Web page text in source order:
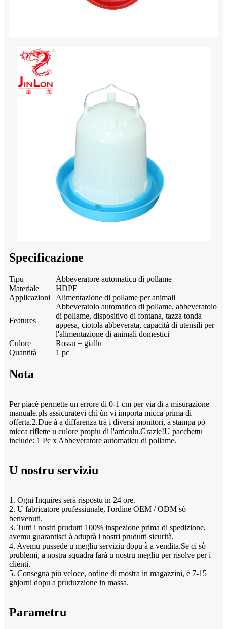
Specificazione
Tipu
Abbeveratore automaticu di pollame
Materiale
HDPE
Applicazioni
Alimentazione di pollame per animali
Features
Abbeveratoio automatico di pollame, abbeveratoio
di pollame, dispositivo di fontana, tazza tonda
appesa, ciotola abbeverata, capacità di utensili per
l'alimentazione di animali domestici
Culore
Rossu + giallu
Quantità
1 pc
Nota
Per piacè permette un errore di 0-1 cm per via di a misurazione
manuale.pls assicuratevi chì ùn vi importa micca prima di
offerta.2.Due à a diffarenza trà i diversi monitori, a stampa pò
micca riflette u culore propiu di l'articulu.Grazie!U pacchettu
include: 1 Pc x Abbeveratore automaticu di pollame.
U nostru serviziu
1. Ogni Inquires serà rispostu in 24 ore.
2. U fabricatore prufessiunale, l'ordine OEM / ODM sò
benvenuti.
3. Tutti i nostri prudutti 100% inspezione prima di spedizione,
avemu guarantisci à aduprà i nostri prudutti sicurità.
4. Avemu pussede u megliu serviziu dopu à a vendita.Se ci sò
prublemi, a nostra squadra farà u nostru megliu per risolve per i
clienti.
5. Consegna più veloce, ordine di mostra in magazzini, è 7-15
ghjorni dopu a pruduzzione in massa.
Parametru